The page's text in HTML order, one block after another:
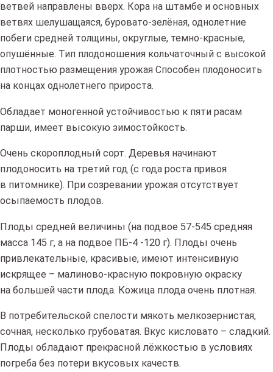
ветвей направлены вверх. Кора на штамбе и основных
ветвях шелушащаяся, буровато-зелёная, однолетние
побеги средней толщины, округлые, темно-красные,
опушённые. Тип плодоношения кольчаточный с высокой
плотностью размещения урожая Способен плодоносить
на концах однолетнего прироста.
Обладает моногенной устойчивостью к пяти расам
парши, имеет высокую зимостойкость.
Очень скороплодный сорт. Деревья начинают
плодоносить на третий год (с года роста привоя
в питомнике). При созревании урожая отсутствует
осыпаемость плодов.
Плоды средней величины (на подвое 57-545 средняя
масса 145 г, а на подвое ПБ-4 -120 г). Плоды очень
привлекательные, красивые, имеют интенсивную
искрящее – малиново-красную покровную окраску
на большей части плода. Кожица плода очень плотная.
В потребительской спелости мякоть мелкозернистая,
сочная, несколько грубоватая. Вкус кисловато – сладкий.
Плоды обладают прекрасной лёжкостью в условиях
погреба без потери вкусовых качеств.